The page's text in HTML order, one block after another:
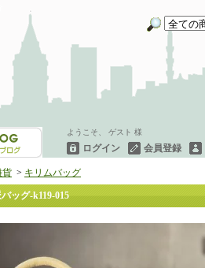
ようこそ、 ゲスト 様
ログイン 会員登録
貨 > キリムバッグ
ッグ-k119-015